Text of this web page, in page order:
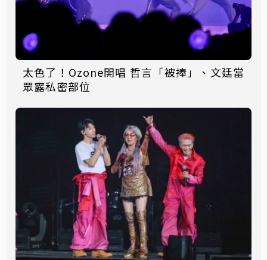
太色了！Ozone開唱 哲言「被捧」、文廷當
眾露私密部位